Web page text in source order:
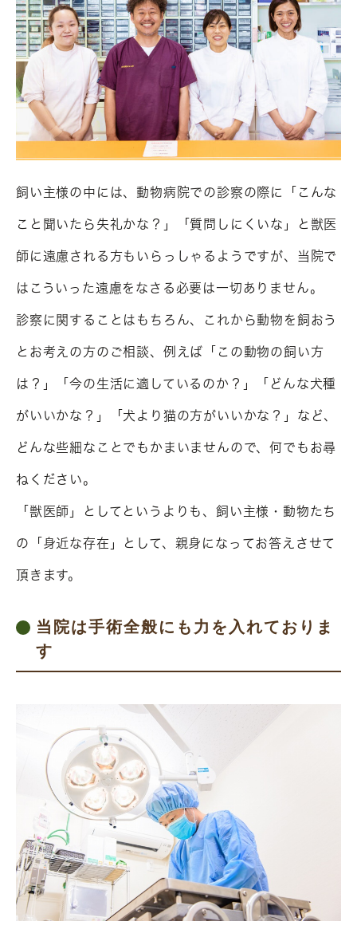
飼い主様の中には、動物病院での診察の際に「こんな
こと聞いたら失礼かな？」「質問しにくいな」と獣医
師に遠慮される方もいらっしゃるようですが、当院で
はこういった遠慮をなさる必要は一切ありません。
診察に関することはもちろん、これから動物を飼おう
とお考えの方のご相談、例えば「この動物の飼い方
は？」「今の生活に適しているのか？」「どんな犬種
がいいかな？」「犬より猫の方がいいかな？」など、
どんな些細なことでもかまいませんので、何でもお尋
ねください。
「獣医師」としてというよりも、飼い主様・動物たち
の「身近な存在」として、親身になってお答えさせて
頂きます。
当院は手術全般にも力を入れておりま
す